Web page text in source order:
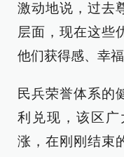
激动地说，过去
层面，现在这些
他们获得感、幸
民兵荣誉体系的
利兑现，该区
涨，在刚刚结束